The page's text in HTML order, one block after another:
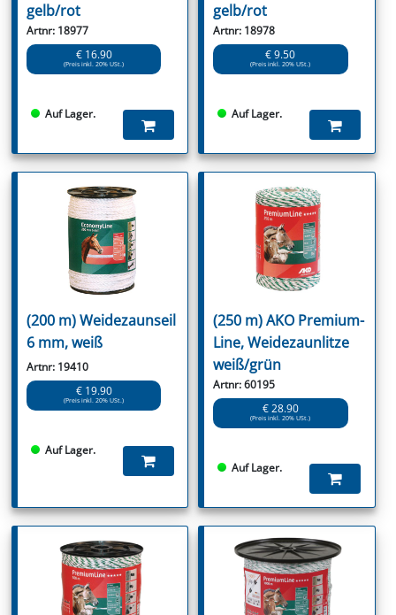
gelb/rot
Artnr: 18977
€ 16.90
(Preis inkl. 20% USt.)
Auf Lager.
gelb/rot
Artnr: 18978
€ 9.50
(Preis inkl. 20% USt.)
Auf Lager.
(200 m) Weidezaunseil
6 mm, weiß
Artnr: 19410
€ 19.90
(Preis inkl. 20% USt.)
Auf Lager.
(250 m) AKO Premium-
Line, Weidezaunlitze
weiß/grün
Artnr: 60195
€ 28.90
(Preis inkl. 20% USt.)
Auf Lager.